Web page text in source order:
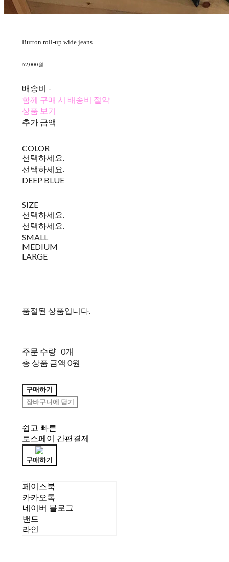
Button roll-up wide jeans
62,000원
배송비 -
함께 구매 시 배송비 절약
상품 보기
추가 금액
COLOR
선택하세요.
선택하세요.
DEEP BLUE
SIZE
선택하세요.
선택하세요.
SMALL
MEDIUM
LARGE
품절된 상품입니다.
주문 수량 0개
총 상품 금액 0원
구매하기
장바구니에 담기
쉽고 빠른
토스페이 간편결제
구매하기
페이스북
카카오톡
네이버 블로그
밴드
라인